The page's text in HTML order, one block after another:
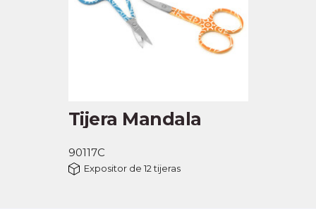
Tijera Mandala
90117C
Expositor de 12 tijeras